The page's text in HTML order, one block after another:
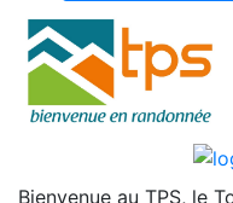
Bienvenue au TPS, le